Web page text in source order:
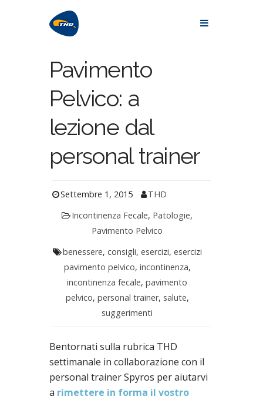
Pavimento
Pelvico: a
lezione dal
personal trainer
Settembre 1, 2015
THD
Incontinenza Fecale, Patologie,
Pavimento Pelvico
benessere, consigli, esercizi, esercizi
pavimento pelvico, incontinenza,
incontinenza fecale,pavimento
pelvico, personal trainer, salute,
suggerimenti
Bentornati sulla rubrica THD
settimanale in collaborazione con il
personal trainer Spyros per aiutarvi
a rimettere in forma il vostro